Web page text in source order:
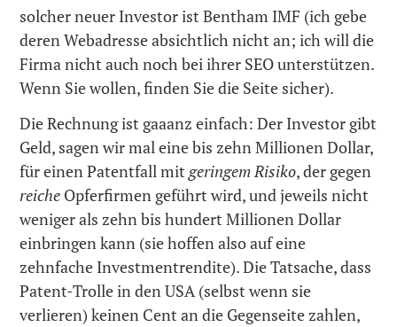
solcher neuer Investor ist Bentham IMF (ich gebe
deren Webadresse absichtlich nicht an; ich will die
Firma nicht auch noch bei ihrer SEO unterstützen.
Wenn Sie wollen, finden Sie die Seite sicher).
Die Rechnung ist gaaanz einfach: Der Investor gibt
Geld, sagen wir mal eine bis zehn Millionen Dollar,
für einen Patentfall mitgeringem Risiko, der gegen
reiche Opferfirmen geführt wird, und jeweils nicht
weniger als zehn bis hundert Millionen Dollar
einbringen kann (sie hoffen also auf eine
zehnfache Investmentrendite). Die Tatsache, dass
Patent-Trolle in den USA (selbst wenn sie
verlieren) keinen Cent an die Gegenseite zahlen,